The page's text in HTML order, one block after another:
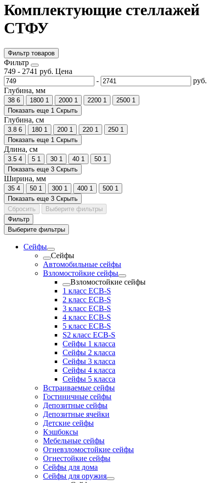
Комплектующие стеллажей
СТФУ
Фильтр товаров
Фильтр
749 - 2741 руб. Цена
-
руб.
Глубина, мм
38 6 1800 1 2000 1 2200 1 2500 1
Показать еще 1 Скрыть
Глубина, см
3.8 6 180 1 200 1 220 1 250 1
Показать еще 1 Скрыть
Длина, см
3.5 4 5 1 30 1 40 1 50 1
Показать еще 3 Скрыть
Ширина, мм
35 4 50 1 300 1 400 1 500 1
Показать еще 3 Скрыть
Сбросить
Выберите фильтры
Фильтр
Выберите фильтры
Сейфы
Сейфы
Автомобильные сейфы
Взломостойкие сейфы
Взломостойкие сейфы
1 класс ECB-S
2 класс ECB-S
3 класс ECB-S
4 класс ECB-S
5 класс ECB-S
S2 класс ECB-S
Сейфы 1 класса
Сейфы 2 класса
Сейфы 3 класса
Сейфы 4 класса
Сейфы 5 класса
Встраиваемые сейфы
Гостиничные сейфы
Депозитные сейфы
Депозитные ячейки
Детские сейфы
Кэшбоксы
Мебельные сейфы
Огневзломостойкие сейфы
Огнестойкие сейфы
Сейфы для дома
Сейфы для оружия